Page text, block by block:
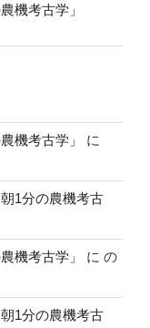
機考古学」
機考古学」
に
1分の農機考古
機考古学」 に の
1分の農機考古